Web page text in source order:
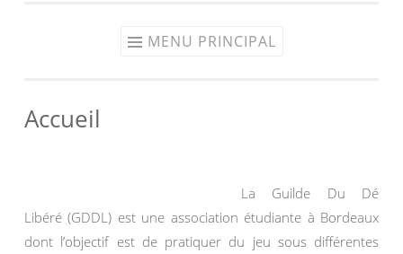
MENU PRINCIPAL
Accueil
La Guilde Du Dé
Libéré (GDDL) est une association étudiante à Bordeaux
dont l’objectif est de pratiquer du jeu sous différentes